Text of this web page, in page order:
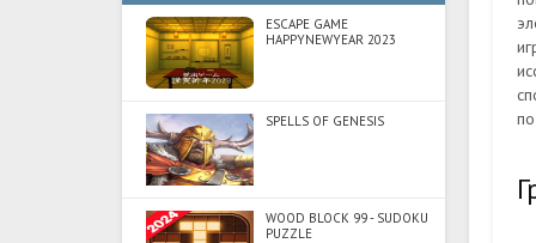
ESCAPE GAME
HAPPYNEWYEAR 2023
SPELLS OF GENESIS
WOOD BLOCK 99 - SUDOKU
PUZZLE